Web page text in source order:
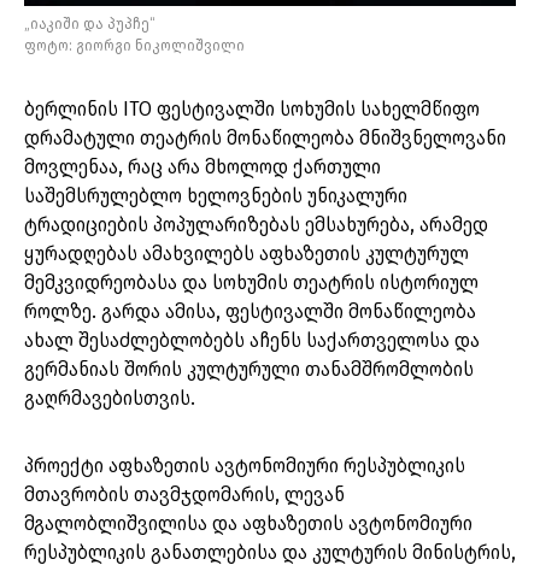
„იაკიში და პუპჩე“
ფოტო: გიორგი ნიკოლიშვილი
ბერლინის ITO ფესტივალში სოხუმის სახელმწიფო
დრამატული თეატრის მონაწილეობა მნიშვნელოვანი
მოვლენაა, რაც არა მხოლოდ ქართული
საშემსრულებლო ხელოვნების უნიკალური
ტრადიციების პოპულარიზებას ემსახურება, არამედ
ყურადღებას ამახვილებს აფხაზეთის კულტურულ
მემკვიდრეობასა და სოხუმის თეატრის ისტორიულ
როლზე. გარდა ამისა, ფესტივალში მონაწილეობა
ახალ შესაძლებლობებს აჩენს საქართველოსა და
გერმანიას შორის კულტურული თანამშრომლობის
გაღრმავებისთვის.
პროექტი აფხაზეთის ავტონომიური რესპუბლიკის
მთავრობის თავმჯდომარის, ლევან
მგალობლიშვილისა და აფხაზეთის ავტონომიური
რესპუბლიკის განათლებისა და კულტურის მინისტრის,